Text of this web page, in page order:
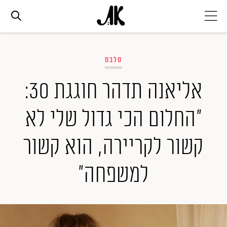
אופנה
ביוטי
סלבס
סלבס
אליאנה תדהר חוגגת 30:
"החלום הכי גדול שלי לא
קשור לקריירה, הוא קשור
למשפחה"